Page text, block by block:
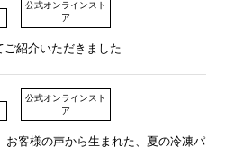
公式オンラインスト
ア
紹介いただきました
公式オンラインスト
ア
お客様の声から生まれた、夏の冷凍パ